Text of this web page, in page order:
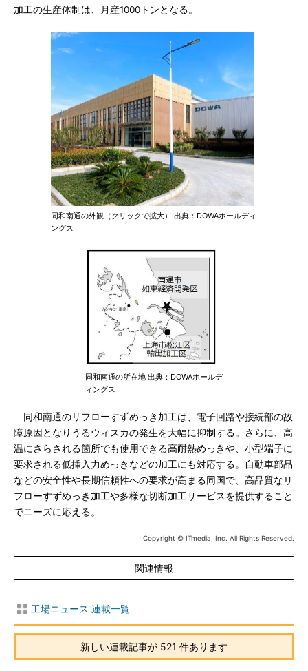
加工の生産体制は、月産1000トンとなる。
同和南通の外観（クリックで拡大） 出典：DOWAホールディ
ングス
同和南通の所在地 出典：DOWAホールデ
ィングス
同和南通のリフローすずめっき加工は、電子回路や接続部の故
障原因となりうるウィスカの発生を大幅に抑制する。さらに、高
温にさらされる箇所でも使用できる高耐熱めっきや、小型端子に
要求される低挿入力めっきなどの加工にも対応する。自動車部品
などの安全性や長期信頼性への要求が高まる同国で、高品質なリ
フローすずめっき加工や多様な切断加工サービスを提供すること
でニーズに応える。
Copyright © ITmedia, Inc. All Rights Reserved.
関連情報
工場ニュース 連載一覧
新しい連載記事が 521 件あります